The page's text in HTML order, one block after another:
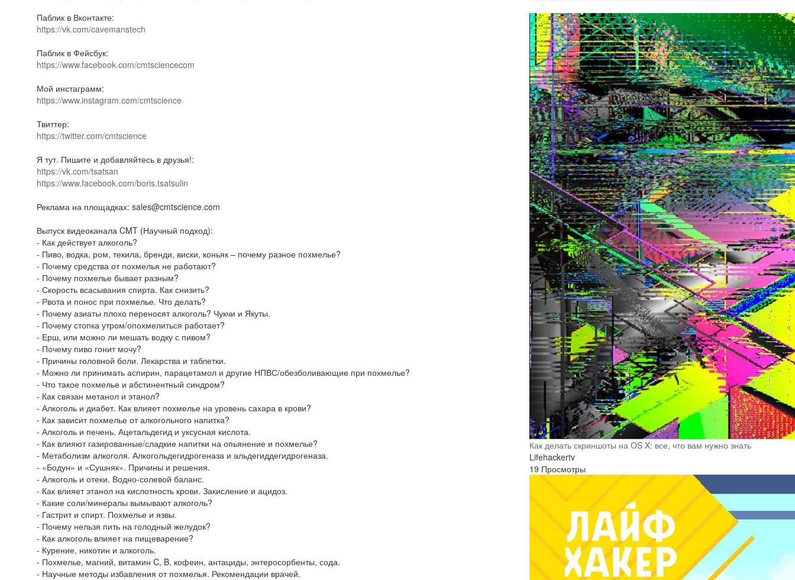
Как делать скриншоты на OS X: все, что вам нужно знать
Lifehackertv
19 Просмотры
Паблик в Вконтакте:
https://vk.com/cavemanstech
Паблик в Фейсбук:
https://www.facebook.com/cmtsciencecom
Мой инстаграмм:
https://www.instagram.com/cmtscience
Твиттер:
https://twitter.com/cmtscience
Я тут. Пишите и добавляйтесь в друзья!:
https://vk.com/tsatsan
https://www.facebook.com/boris.tsatsulin
Реклама на площадках: sales@cmtscience.com
Выпуск видеоканала CMT (Научный подход):
- Как действует алкоголь?
- Пиво, водка, ром, текила, бренди, виски, коньяк – почему разное похмелье?
- Почему средства от похмелья не работают?
- Почему похмелье бывает разным?
- Скорость всасывания спирта. Как снизить?
- Рвота и понос при похмелье. Что делать?
- Почему азиаты плохо переносят алкоголь? Чукчи и Якуты.
- Почему стопка утром/опохмелиться работает?
- Ерш, или можно ли мешать водку с пивом?
- Почему пиво гонит мочу?
- Причины головной боли. Лекарства и таблетки.
- Можно ли принимать аспирин, парацетамол и другие НПВС/обезболивающие при похмелье?
- Что такое похмелье и абстинентный синдром?
- Как связан метанол и этанол?
- Алкоголь и диабет. Как влияет похмелье на уровень сахара в крови?
- Как зависит похмелье от алкогольного напитка?
- Алкоголь и печень. Ацетальдегид и уксусная кислота.
- Как влияют газированные/сладкие напитки на опьянение и похмелье?
- Метаболизм алкоголя. Алкогольдегидрогеназа и альдегиддегидрогеназа.
- «Бодун» и «Сушняк». Причины и решения.
- Алкоголь и отеки. Водно-солевой баланс.
- Как влияет этанол на кислотность крови. Закисление и ацидоз.
- Какие соли/минералы вымывают алкоголь?
- Гастрит и спирт. Похмелье и язвы.
- Почему нельзя пить на голодный желудок?
- Как алкоголь влияет на пищеварение?
- Курение, никотин и алкоголь.
- Похмелье, магний, витамин C, B, кофеин, антациды, энтеросорбенты, сода.
- Научные методы избавления от похмелья. Рекомендации врачей.